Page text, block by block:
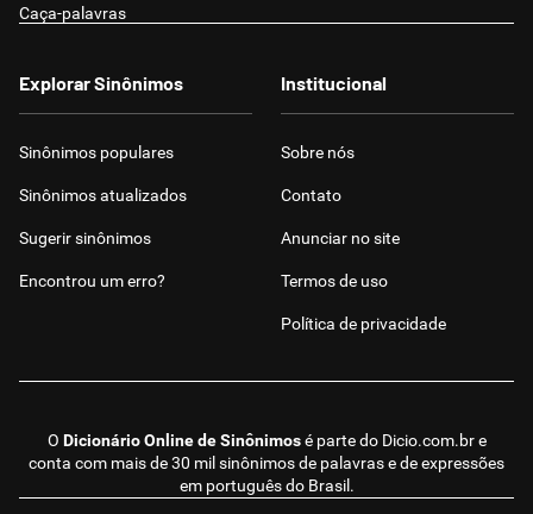
Caça-palavras
O Dicionário Online de Sinônimosé parte do Dicio.com.bre
conta com mais de 30 mil sinônimos de palavras e de expressões
em português do Brasil.
Explorar Sinônimos
Sinônimos populares
Sinônimos atualizados
Sugerir sinônimos
Encontrou um erro?
Institucional
Sobre nós
Contato
Anunciar no site
Termos de uso
Política de privacidade